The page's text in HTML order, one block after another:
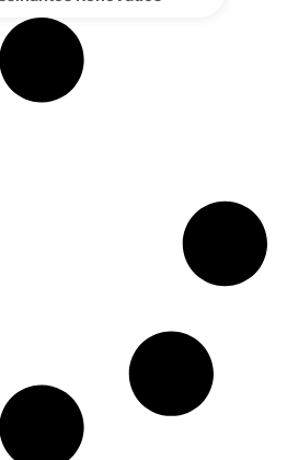
10 perfis mais acessados
Privacy no Nordeste
divulgação para impulsionar
perfil da Privacy